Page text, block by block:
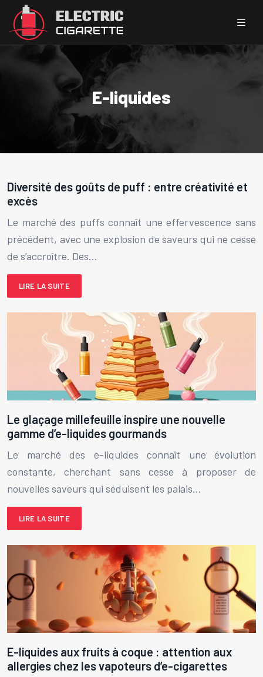
E-liquides
Diversité des goûts de puff : entre créativité et
excès
Le marché des puffs connaît une effervescence sans
précédent, avec une explosion de saveurs qui ne cesse
de s’accroître. Des…
LIRE LA SUITE
Le glaçage millefeuille inspire une nouvelle
gamme d’e-liquides gourmands
Le marché des e-liquides connaît une évolution
constante, cherchant sans cesse à proposer de
nouvelles saveurs qui séduisent les palais…
LIRE LA SUITE
E-liquides aux fruits à coque : attention aux
allergies chez les vapoteurs d’e-cigarettes